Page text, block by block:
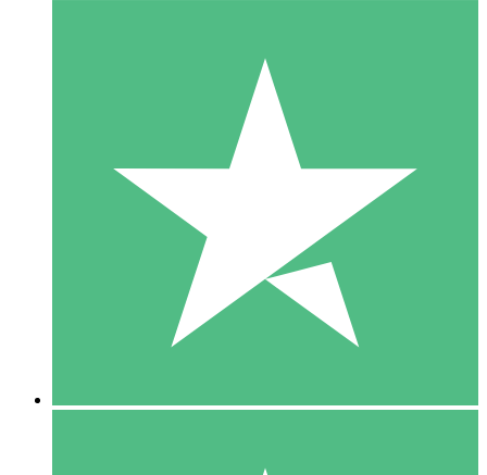
Pacchetti di Crediti Individuali
Paga a consumo con crediti di download. Nessun impegno
1 Download
10
US$1500